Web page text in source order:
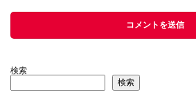
検索
検索